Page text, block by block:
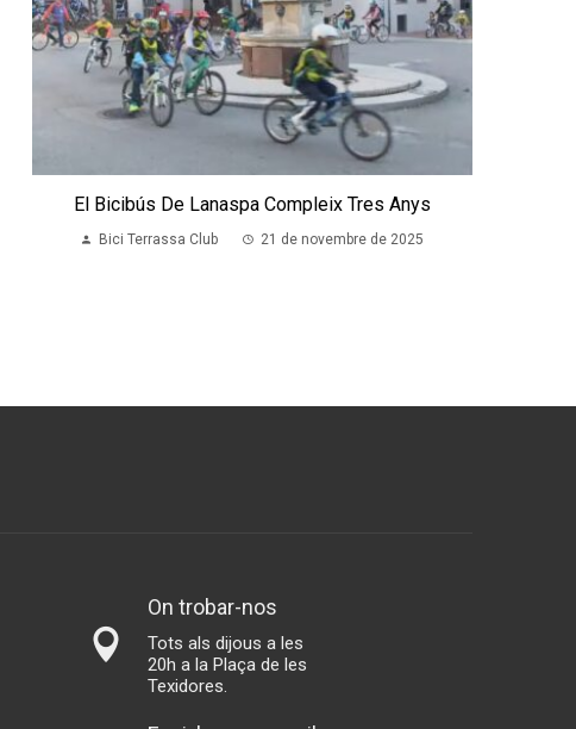
El Bicibús De Lanaspa Compleix Tres Anys
Bici Terrassa Club 21 de novembre de 2025
On trobar-nos
Tots als dijous a les
20h a la Plaça de les
Texidores.